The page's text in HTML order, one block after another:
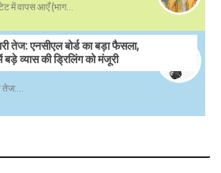
में वापस आएँ (भाग...
तेज: एनसीएल बोर्ड का बड़ा फैसला,
व्यास की ड्रिलिंग को मंजूरी